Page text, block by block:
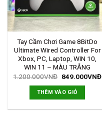
Tay Cầm Chơi Game 8BitDo
Ultimate Wired Controller For
Xbox, PC, Laptop, WIN 10,
WIN 11 – MÀU TRẮNG
1.200.000VNĐ 849.000VNĐ
THÊM VÀO GIỎ